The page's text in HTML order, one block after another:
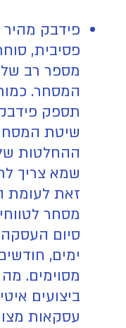
פידבק
פסיבית,
מספר רב
המסחר.
תספק
שיטת
ההחלטות
שמא צריך
זאת לעומת
מסחר
סיום העסקה
ימים,
מסוימים. מה
ביצועים
עסקאות